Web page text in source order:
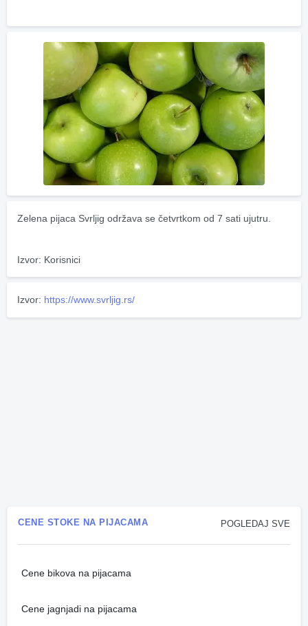
Zelena pijaca Svrljig održava se četvrtkom od 7 sati ujutru.
Izvor: Korisnici
Izvor: https://www.svrljig.rs/
POGLEDAJ SVE
CENE STOKE NA PIJACAMA
Cene bikova na pijacama
Cene jagnjadi na pijacama